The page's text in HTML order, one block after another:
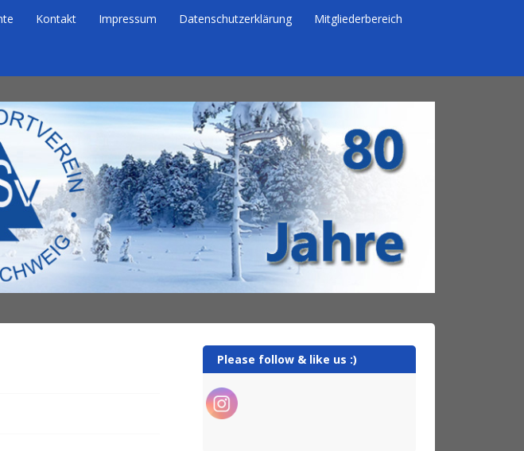
Kontakt Impressum Datenschutzerklärung Mitgliederbereich
e.V.
Please follow & like us :)